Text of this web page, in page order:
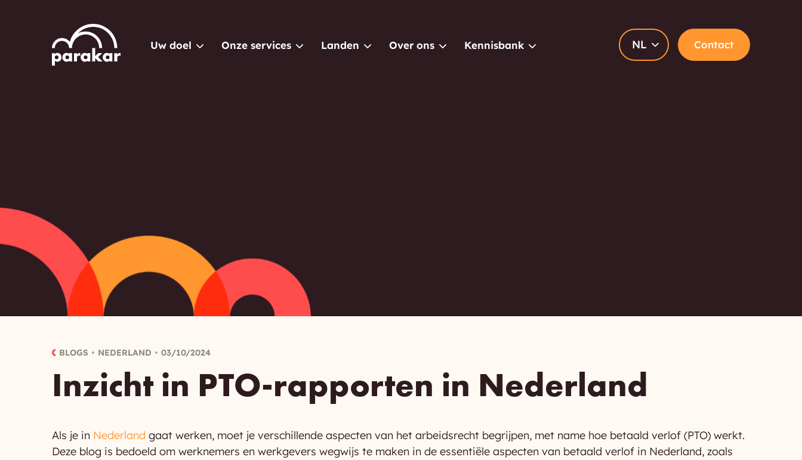
Uw doel Onze services Landen Over ons Kennisbank NL Contact
BLOGS NEDERLAND 03/10/2024
Inzicht in PTO-rapporten in Nederland
Als je in Nederland gaat werken, moet je verschillende aspecten van het arbeidsrecht begrijpen, met name hoe betaald verlof (PTO) werkt.
Deze blog is bedoeld om werknemers en werkgevers wegwijs te maken in de essentiële aspecten van betaald verlof in Nederland, zoals